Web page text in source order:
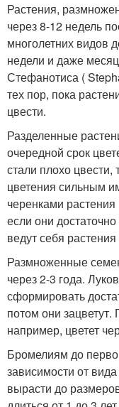
Растения,
через 8-12 недель
многолетних видов
недели и даже
Стефанотиса (
тех пор, пока
цвести.
Разделенные
очередной срок
стали плохо
цветения сильным
черенками
если они
ведут себя
Размноженные
через 2-3 года.
сформировать
потом они
например, цветет
Бромелиям до
зависимости от
вырасти до